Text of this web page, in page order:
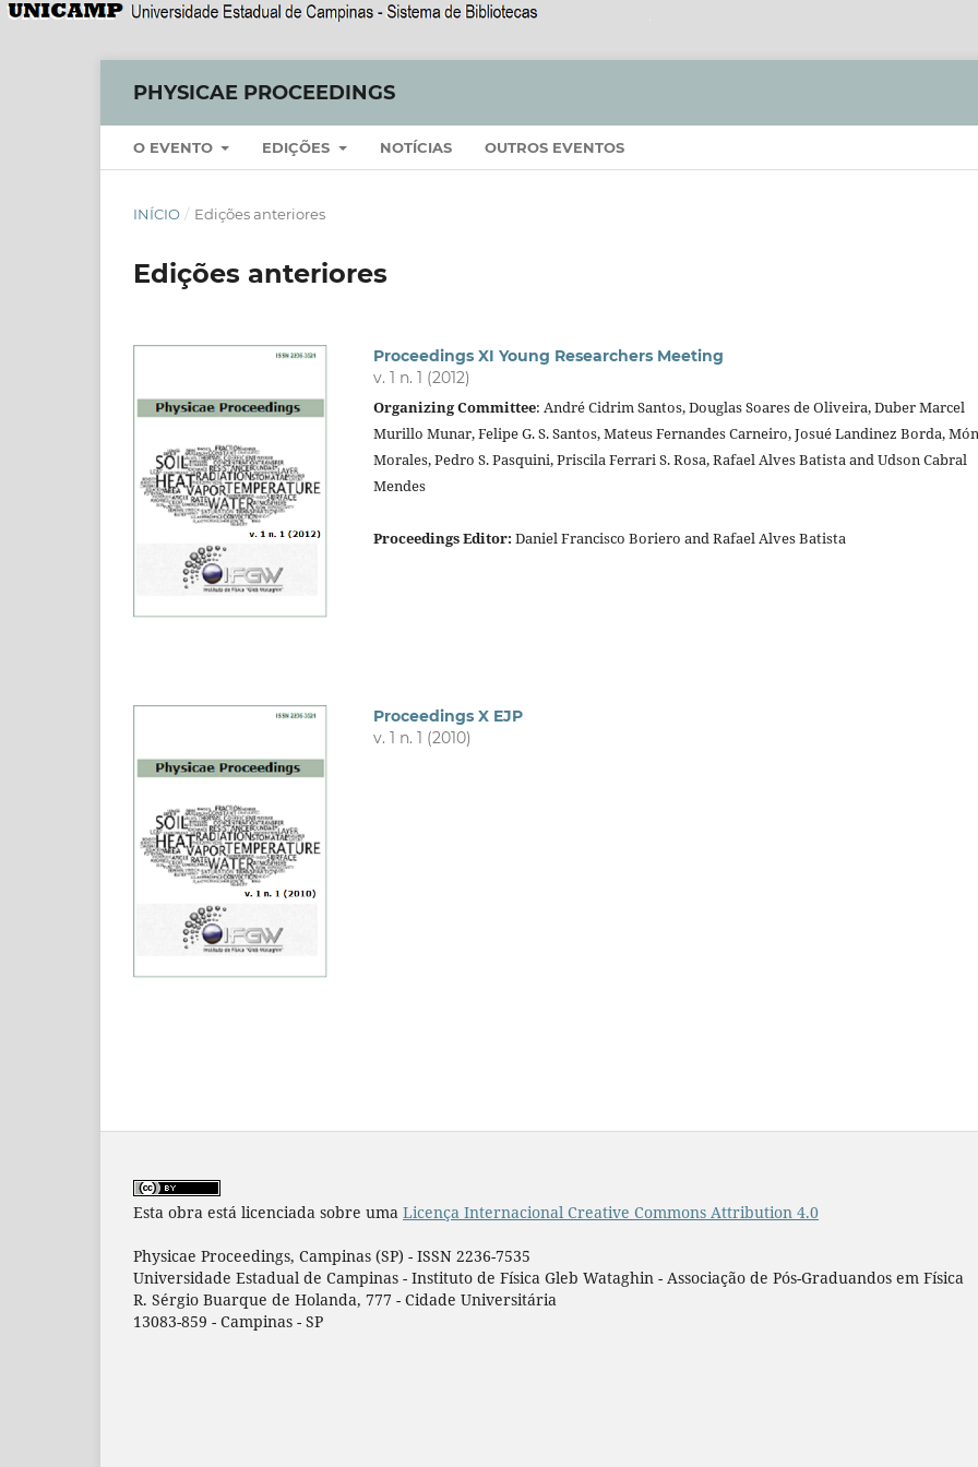
PHYSICAE PROCEEDINGS
O EVENTO EDIÇÕES NOTÍCIAS OUTROS EVENTOS
INÍCIO / Edições anteriores
Edições anteriores
Proceedings XI Young Researchers Meeting
v. 1 n. 1 (2012)
Organizing Committee: André Cidrim Santos, Douglas Soares de Oliveira, Duber Marcel
Murillo Munar, Felipe G. S. Santos, Mateus Fernandes Carneiro, Josué Landinez Borda,
Morales, Pedro S. Pasquini, Priscila Ferrari S. Rosa, Rafael Alves Batista and Udson Cabral
Mendes
Proceedings Editor:Daniel Francisco Boriero and Rafael Alves Batista
Proceedings X EJP
v. 1 n. 1 (2010)
Esta obra está licenciada sobre uma Licença Internacional Creative Commons Attribution 4.0
Physicae Proceedings, Campinas (SP) - ISSN 2236-7535
Universidade Estadual de Campinas - Instituto de Física Gleb Wataghin - Associação de Pós-Graduandos em Física
R. Sérgio Buarque de Holanda, 777 - Cidade Universitária
13083-859 - Campinas - SP